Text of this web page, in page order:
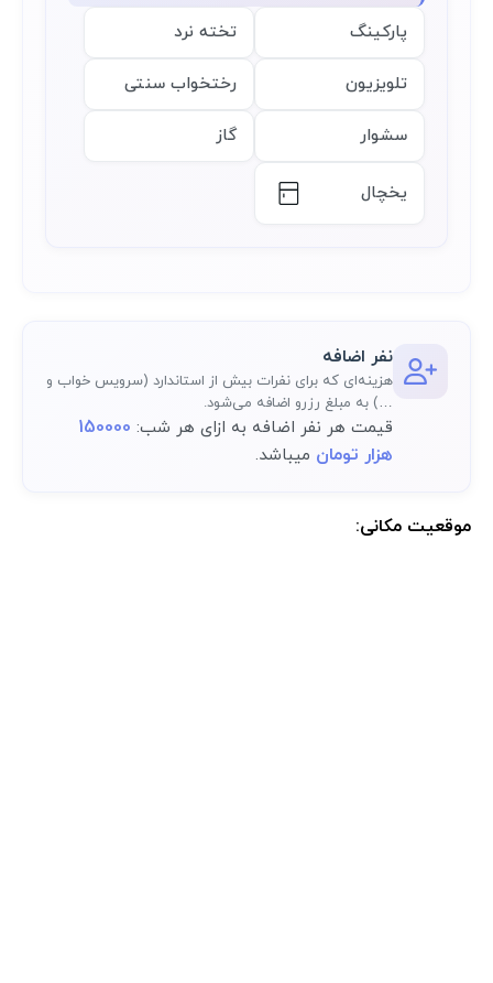
پارکینگ تخته نرد
تلویزیون رختخواب سنتی
سشوار گاز
یخچال
نفر اضافه
هزینه‌ای که برای نفرات بیش از استاندارد (سرویس خواب و
…) به مبلغ رزرو اضافه می‌شود.
قیمت هر نفر اضافه به ازای هر شب:
هزار تومان میباشد.
موقعیت مکانی: